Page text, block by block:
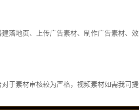
落地页、上传广告素材、制作广告素材、
于素材审核较为严格，视频素材如需我